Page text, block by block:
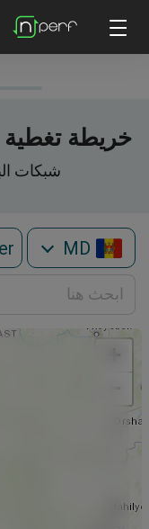
خريطة تغطية 3G / 4G / 5G ، مولدوفا
شبكات
MD